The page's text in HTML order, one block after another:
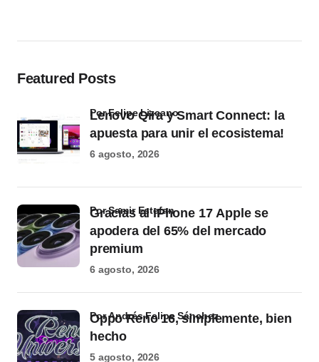
Featured Posts
Lenovo Qira y Smart Connect: la
apuesta para unir el ecosistema!
por Felipe Lizcano
6 agosto, 2026
Gracias al iPhone 17 Apple se
apodera del 65% del mercado
premium
por Samir Estefan
6 agosto, 2026
Oppo Reno 16, simplemente, bien
hecho
por Andrés Felipe Sánchez
5 agosto, 2026